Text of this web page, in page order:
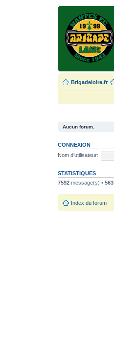
Brigadeloire.fr
Aucun forum.
CONNEXION
Nom d’utilisateur:
STATISTIQUES
7592 message(s) • 563
Index du forum